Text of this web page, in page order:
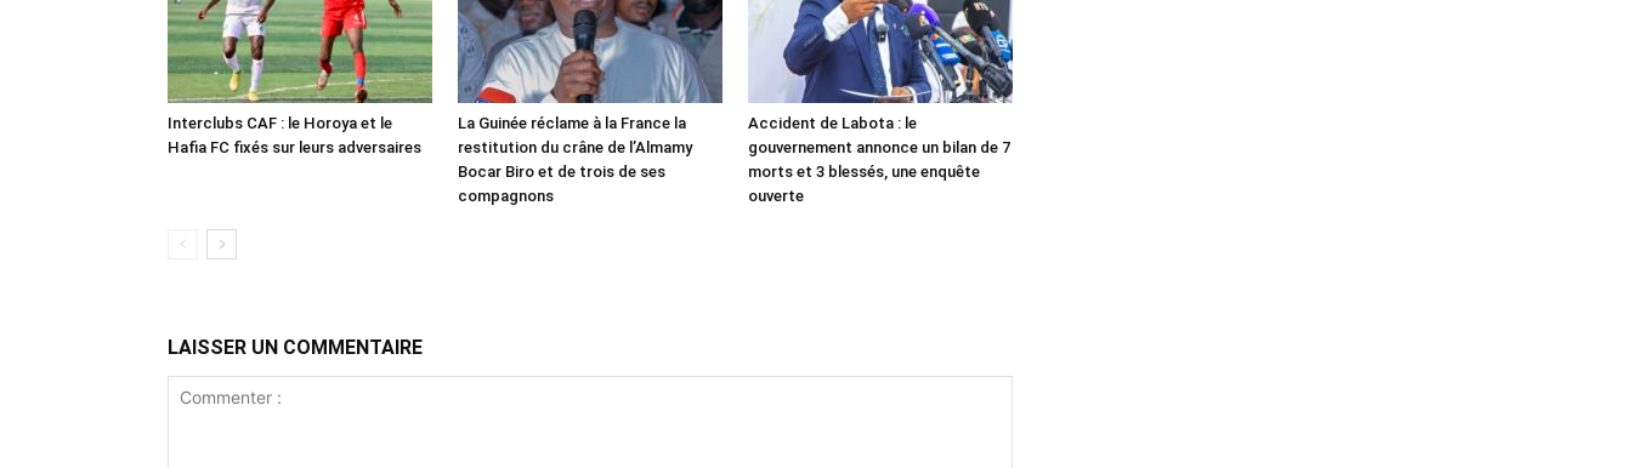
Interclubs CAF : le Horoya et le
Hafia FC fixés sur leurs adversaires
La Guinée réclame à la France la
restitution du crâne de l’Almamy
Bocar Biro et de trois de ses
compagnons
Accident de Labota : le
gouvernement annonce un bilan de 7
morts et 3 blessés, une enquête
ouverte
LAISSER UN COMMENTAIRE